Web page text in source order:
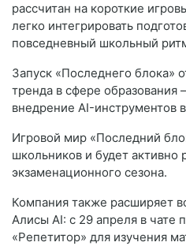
рассчитан на короткие
легко интегрировать
повседневный школьный
Запуск «Последнего блока»
тренда в сфере
внедрение AI-инструментов
Игровой мир «Последний
школьников и будет активно
экзаменационного сезона.
Компания также расширяет
Алисы AI: с 29 апреля в чате
«Репетитор» для изучения